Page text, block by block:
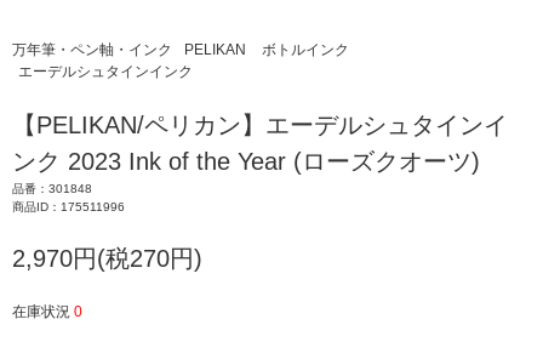
万年筆・ペン軸・インク PELIKAN
ボトルインク
エーデルシュタインインク
【PELIKAN/ペリカン】エーデルシュタインイ
ンク 2023 Ink of the Year (ローズクオーツ)
品番：301848
商品ID：175511996
2,970円(税270円)
在庫状況 0